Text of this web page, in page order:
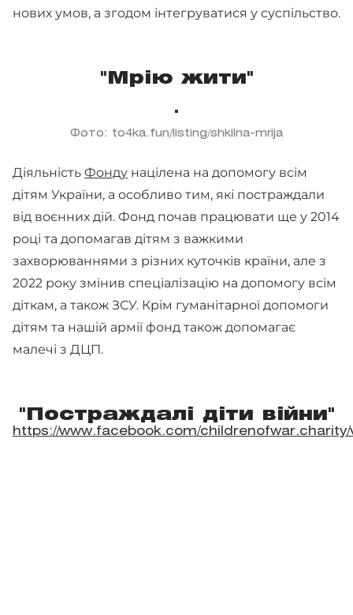
нових умов, а згодом інтегруватися у суспільство.
"Мрію жити"
Фото: to4ka.fun/listing/shkilna-mrija
Діяльність Фонду націлена на допомогу всім
дітям України, а особливо тим, які постраждали
від воєнних дій. Фонд почав працювати ще у 2014
році та допомагав дітям з важкими
захворюваннями з різних куточків країни, але з
2022 року змінив спеціалізацію на допомогу всім
діткам, а також ЗСУ. Крім гуманітарної допомоги
дітям та нашій армії фонд також допомагає
малечі з ДЦП.
"Постраждалі діти війни"
https://www.facebook.com/